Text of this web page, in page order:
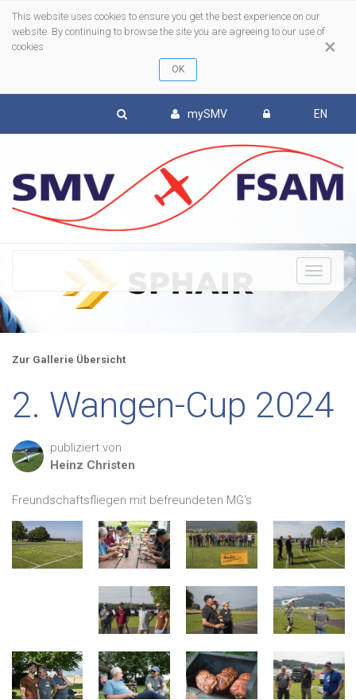
×
This website uses cookies to ensure you get the best experience on our
website. By continuing to browse the site you are agreeing to our use of
cookies
mySMV EN
Zur Gallerie Übersicht
2. Wangen-Cup 2024
publiziert von
Heinz Christen
Freundschaftsfliegen mit befreundeten MG's